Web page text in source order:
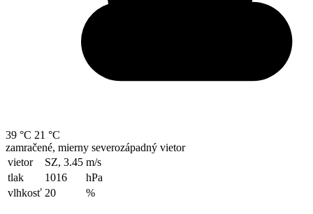
39 °C 21 °C
zamračené, mierny severozápadný vietor
vietor
SZ, 3.45 m/s
tlak
1016
hPa
vlhkosť 20 %